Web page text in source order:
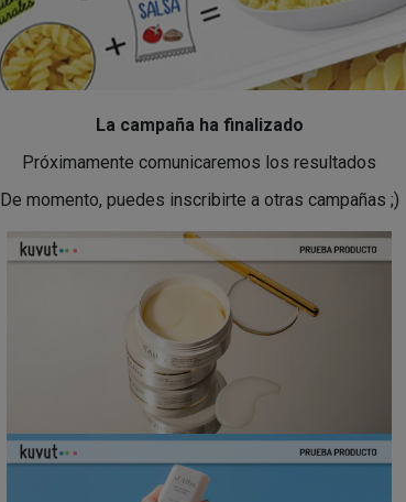
La campaña ha finalizado
Próximamente comunicaremos los resultados
De momento, puedes inscribirte a otras campañas ;)